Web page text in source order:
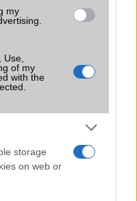
my
of my
with the
storage
on web or
STD-810G